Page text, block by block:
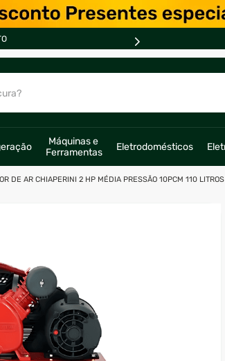
Máquinas e
Ferramentas
Eletrodomésticos
DE AR CHIAPERINI 2 HP MÉDIA PRESSÃO 10PCM 110